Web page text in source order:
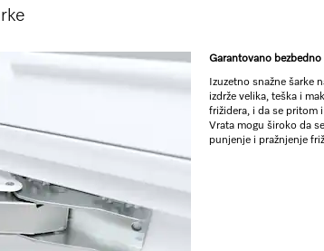
** cena sa PDV-om, bez
Vizualizovanje proizvoda
Garantovano bezbedno
Izuzetno snažne šarke
izdrže velika, teška i
frižidera, i da se pritom
Vrata mogu široko da
punjenje i pražnjenje